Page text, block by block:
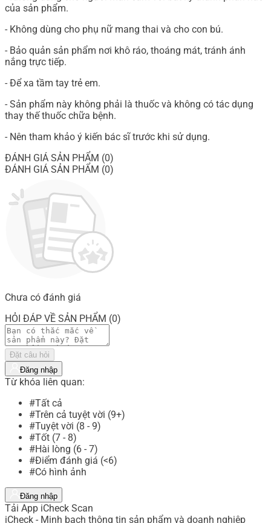
của sản phẩm.
- Không dùng cho phụ nữ mang thai và cho con bú.
- Bảo quản sản phẩm nơi khô ráo, thoáng mát, tránh ánh
nắng trực tiếp.
- Để xa tầm tay trẻ em.
- Sản phẩm này không phải là thuốc và không có tác dụng
thay thế thuốc chữa bệnh.
- Nên tham khảo ý kiến bác sĩ trước khi sử dụng.
ĐÁNH GIÁ SẢN PHẨM (0)
ĐÁNH GIÁ SẢN PHẨM (0)
Chưa có đánh giá
HỎI ĐÁP VỀ SẢN PHẨM (0)
Đặt câu hỏi
Đăng nhập
Từ khóa liên quan:
#Tất cả
#Trên cả tuyệt vời (9+)
#Tuyệt vời (8 - 9)
#Tốt (7 - 8)
#Hài lòng (6 - 7)
#Điểm đánh giá (<6)
#Có hình ảnh
Đăng nhập
Tải App iCheck Scan
iCheck - Minh bạch thông tin sản phẩm và doanh nghiệp